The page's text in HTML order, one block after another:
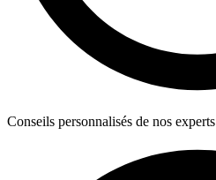
Conseils personnalisés de nos experts